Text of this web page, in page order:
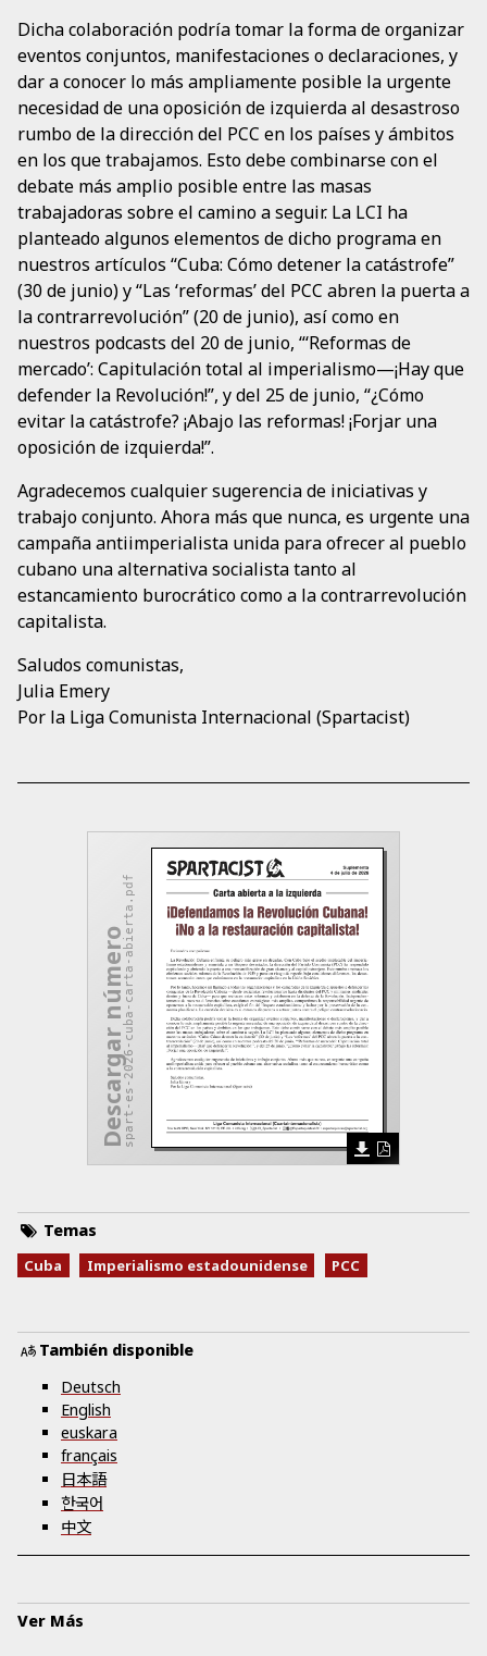
Dicha colaboración podría tomar la forma de organizar
eventos conjuntos, manifestaciones o declaraciones, y
dar a conocer lo más ampliamente posible la urgente
necesidad de una oposición de izquierda al desastroso
rumbo de la dirección del PCC en los países y ámbitos
en los que trabajamos. Esto debe combinarse con el
debate más amplio posible entre las masas
trabajadoras sobre el camino a seguir. La LCI ha
planteado algunos elementos de dicho programa en
nuestros artículos “Cuba: Cómo detener la catástrofe”
(30 de junio) y “Las ‘reformas’ del PCC abren la puerta a
la contrarrevolución” (20 de junio), así como en
nuestros podcasts del 20 de junio, “‘Reformas de
mercado’: Capitulación total al imperialismo—¡Hay que
defender la Revolución!”, y del 25 de junio, “¿Cómo
evitar la catástrofe? ¡Abajo las reformas! ¡Forjar una
oposición de izquierda!”.
Agradecemos cualquier sugerencia de iniciativas y
trabajo conjunto. Ahora más que nunca, es urgente una
campaña antiimperialista unida para ofrecer al pueblo
cubano una alternativa socialista tanto al
estancamiento burocrático como a la contrarrevolución
capitalista.
Saludos comunistas,
Julia Emery
Por la Liga Comunista Internacional (Spartacist)
Descargar númerospart-es-2026-cuba-carta-abierta.pdf
Temas
Cuba Imperialismo estadounidense PCC
También disponible
Deutsch
English
euskara
français
日本語
한국어
中文
Ver Más